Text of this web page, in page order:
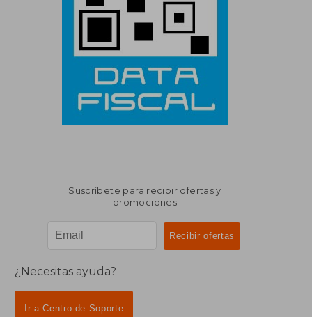
Suscríbete para recibir ofertas y
promociones
¿Necesitas ayuda?
Ir a Centro de Soporte